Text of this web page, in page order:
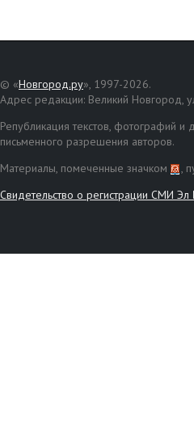
© «Новгород.ру», 1997-2026.
Адрес редакции: Великий Новгород,
Републикация текстов, фотографий
письменного разрешения авторов.
Материалы, помеченные значком
,
Свидетельство о регистрации СМИ